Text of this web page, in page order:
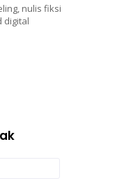
nulis fiksi
digital